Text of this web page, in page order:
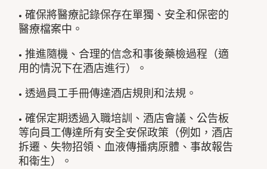
• 確保將醫療記錄保存在單獨、安全和保密的
醫療檔案中。
• 推進隨機、合理的信念和事後藥檢過程（適
用的情況下在酒店進行）。
• 透過員工手冊傳達酒店規則和法規。
• 確保定期透過入職培訓、酒店會議、公告板
等向員工傳達所有安全安保政策（例如，酒店
拆遷、失物招領、血液傳播病原體、事故報告
和衛生）。